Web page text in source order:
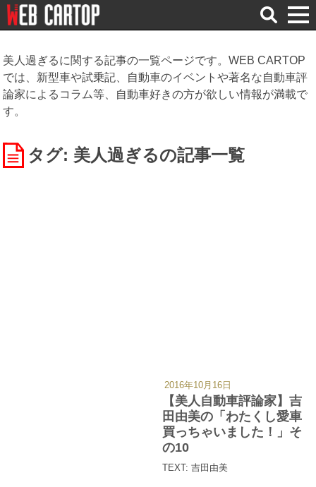
検
索
美人過ぎるに関する記事の一覧ページです。WEB CARTOP
では、新型車や試乗記、自動車のイベントや著名な自動車評
論家によるコラム等、自動車好きの方が欲しい情報が満載で
す。
タグ: 美人過ぎるの記事一覧
【美人自動車評論家】吉
田由美の「わたくし愛車
買っちゃいました！」そ
の10
TEXT: 吉田由美
2016年10月16日